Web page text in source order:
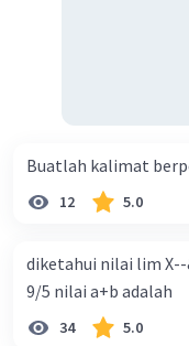
Buatlah kalimat
12 5.0
diketahui nilai lim X--
9/5 nilai a+b adalah
34 5.0